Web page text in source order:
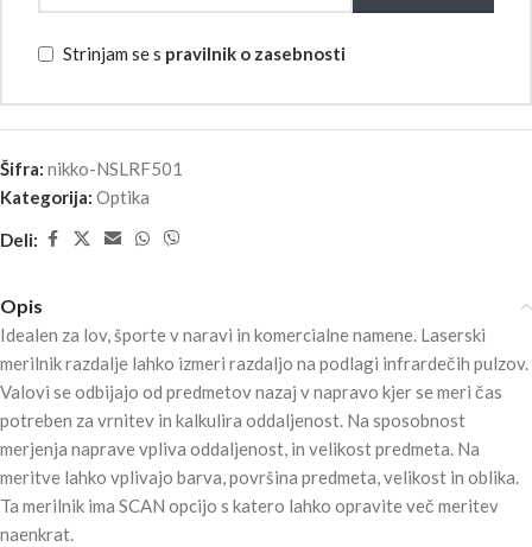
Strinjam se s pravilnik o zasebnosti
Šifra: nikko-NSLRF501
Kategorija: Optika
Deli:
Opis
Idealen za lov, športe v naravi in komercialne namene. Laserski
merilnik razdalje lahko izmeri razdaljo na podlagi infrardečih pulzov.
Valovi se odbijajo od predmetov nazaj v napravo kjer se meri čas
potreben za vrnitev in kalkulira oddaljenost. Na sposobnost
merjenja naprave vpliva oddaljenost, in velikost predmeta. Na
meritve lahko vplivajo barva, površina predmeta, velikost in oblika.
Ta merilnik ima SCAN opcijo s katero lahko opravite več meritev
naenkrat.